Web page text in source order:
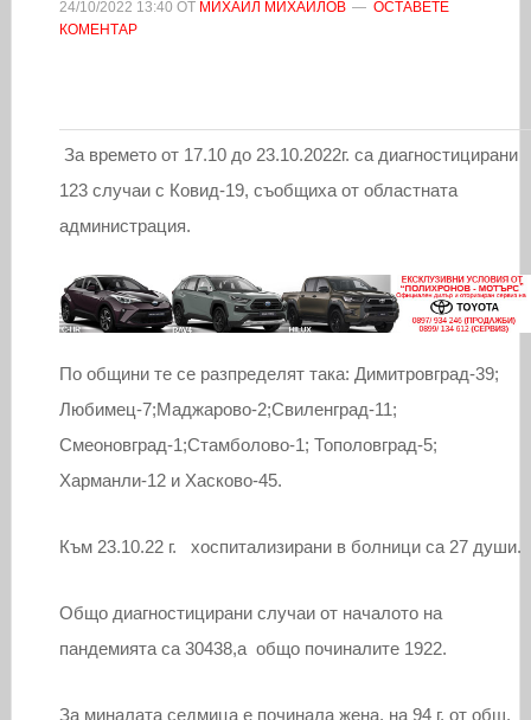
24/10/2022 13:40 ОТ МИХАИЛ МИХАЙЛОВ
ОСТАВЕТЕ
КОМЕНТАР
За времето от 17.10 до 23.10.2022г. са диагностицирани
123 случаи с Ковид-19, съобщиха от областната
администрация.
По общини те се разпределят така: Димитровград-39;
Любимец-7;Маджарово-2;Свиленград-11;
Смеоновград-1;Стамболово-1; Тополовград-5;
Харманли-12 и Хасково-45.
Към 23.10.22 г. хоспитализирани в болници са 27 души.
Общо диагностицирани случаи от началото на
пандемията са 30438,а общо починалите 1922.
За миналата седмица е починала жена, на 94 г. от общ.